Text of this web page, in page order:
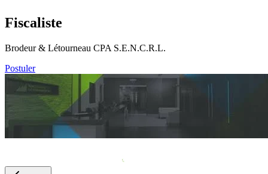
Fiscaliste
Brodeur & Létourneau CPA S.E.N.C.R.L.
Postuler